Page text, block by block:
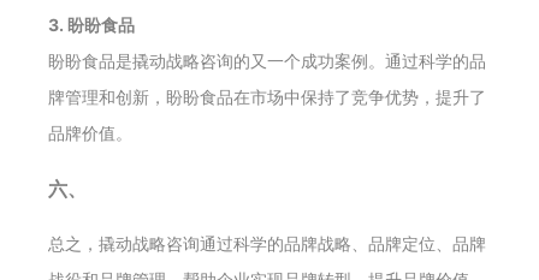
3. 盼盼食品
盼盼食品是撬动战略咨询的又一个成功案例。通过科学的品
牌管理和创新，盼盼食品在市场中保持了竞争优势，提升了
品牌价值。
六、
总之，撬动战略咨询通过科学的品牌战略、品牌定位、品牌